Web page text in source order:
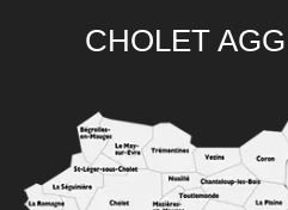
CHOLET